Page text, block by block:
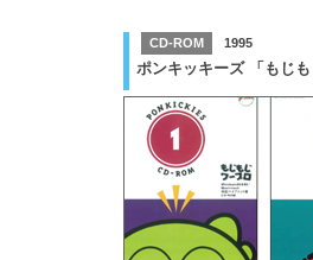
CD-ROM 1995